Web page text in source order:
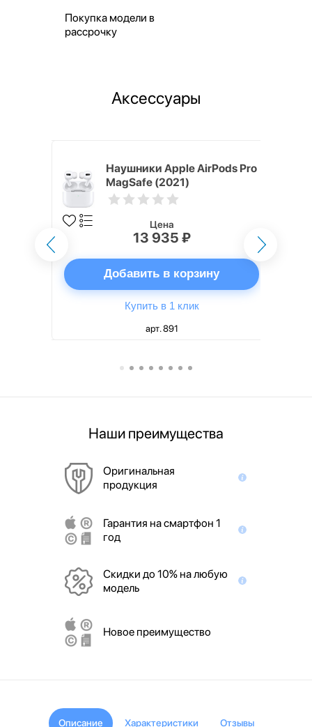
Покупка модели в
рассрочку
Аксессуары
Наушники Apple AirPods Pro
MagSafe (2021)
Цена
13 935 ₽
Добавить в корзину
Купить в 1 клик
арт. 891
Наши преимущества
Оригинальная
продукция
Гарантия на смартфон 1
год
Скидки до 10% на любую
модель
Новое преимущество
Описание Характеристики Отзывы